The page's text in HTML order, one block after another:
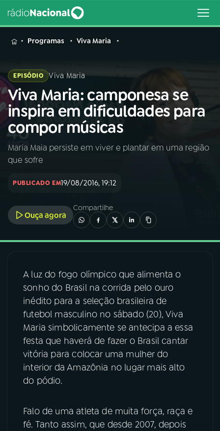
MENU
Buscar
na
Rádio
Nacional
Buscar
AO VIVO
INÍCIO
A RÁDIO
03PROGRAMAÇÃO
04PROGRAMAS
PODCASTS
06VIDEOCASTS
08 FESTIVAL DE MÚSICA
Programas Viva Maria
EPISÓDIO Viva Maria
Viva Maria: camponesa se
inspira em dificuldades para
compor músicas
Maria Maia persiste em viver e plantar em uma região
que sofre
PUBLICADO EM19/08/2016, 19:12
Ouça agora
Compartilhe
A luz do fogo olímpico que alimenta o
sonho do Brasil na corrida pelo ouro
inédito para a seleção brasileira de
futebol masculino no sábado (20), Viva
Maria simbolicamente se antecipa a essa
festa que haverá de fazer o Brasil cantar
vitória para colocar uma mulher do
interior da Amazônia no lugar mais alto
do pódio.
Falo de uma atleta de muita força, raça e
fé. Tanto assim, que desde 2007, depois